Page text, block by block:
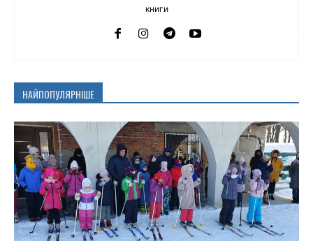
книги
НАЙПОПУЛЯРНІШЕ